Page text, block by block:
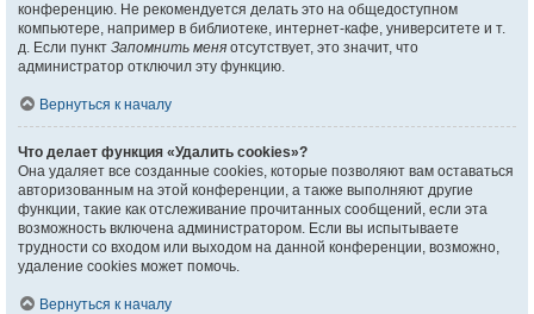
конференцию. Не рекомендуется делать это на общедоступном
компьютере, например в библиотеке, интернет-кафе, университете и т.
д. Если пункт Запомнить меня отсутствует, это значит, что
администратор отключил эту функцию.
Вернуться к началу
Что делает функция «Удалить cookies»?
Она удаляет все созданные cookies, которые позволяют вам оставаться
авторизованным на этой конференции, а также выполняют другие
функции, такие как отслеживание прочитанных сообщений, если эта
возможность включена администратором. Если вы испытываете
трудности со входом или выходом на данной конференции, возможно,
удаление cookies может помочь.
Вернуться к началу